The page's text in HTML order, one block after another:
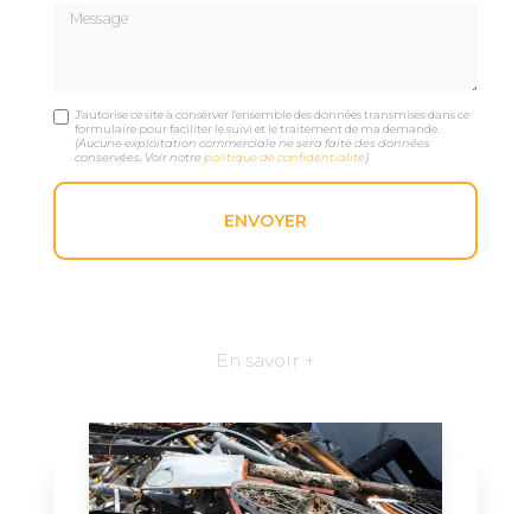
Message
J'autorise ce site à conserver l'ensemble des données transmises dans ce
formulaire pour faciliter le suivi et le traitement de ma demande.
(Aucune exploitation commerciale ne sera faite des données
conservées. Voir notrepolitique de confidentialité)
En savoir +